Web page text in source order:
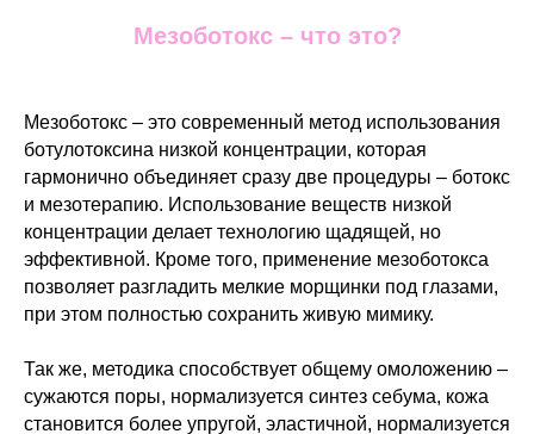
Мезоботокс – что это?
Мезоботокс – это современный метод использования
ботулотоксина низкой концентрации, которая
гармонично объединяет сразу две процедуры – ботокс
и мезотерапию. Использование веществ низкой
концентрации делает технологию щадящей, но
эффективной. Кроме того, применение мезоботокса
позволяет разгладить мелкие морщинки под глазами,
при этом полностью сохранить живую мимику.
Так же, методика способствует общему омоложению –
сужаются поры, нормализуется синтез себума, кожа
становится более упругой, эластичной, нормализуется